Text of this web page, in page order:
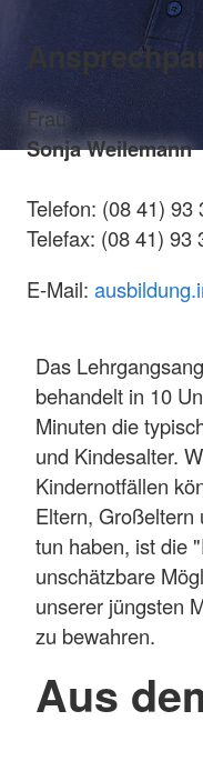
Frau
Sonja Weilemann
Telefon: (08 41) 93
Telefax: (08 41) 93
E-Mail:
Das
behandelt in 10
Minuten die
und Kindesalter.
Kindernotfällen
Eltern, Großeltern
tun haben, ist die
unschätzbare
unserer jüngsten
zu bewahren.
Aus